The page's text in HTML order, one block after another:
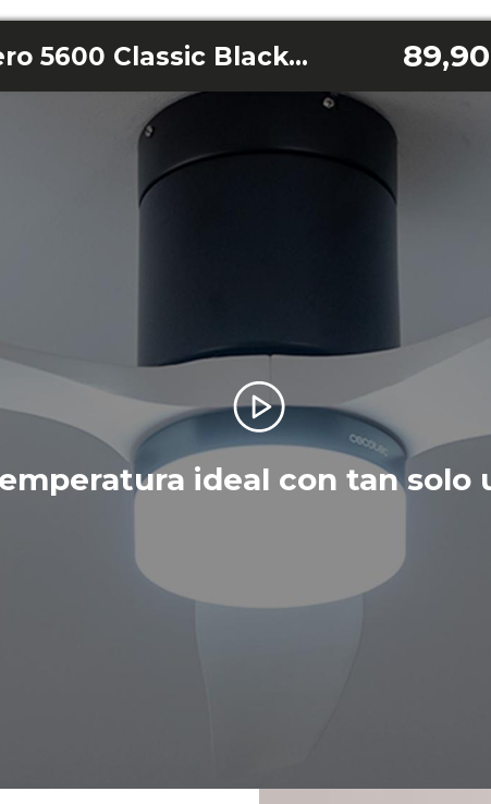
EnergySilence Aero 5600 Classic Black&White
ideal con tan solo